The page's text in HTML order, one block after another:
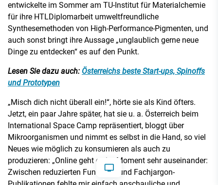
entwickelte im Sommer am TU-Institut für Materialchemie
für ihre HTLDiplomarbeit umweltfreundliche
Synthesemethoden von High-Performance-Pigmenten, und
auch sonst bringt ihre Aussage „unglaublich gerne neue
Dinge zu entdecken“ es auf den Punkt.
Lesen Sie dazu auch: Österreichs beste Start-ups, Spinoffs
und Prototypen
„Misch dich nicht überall ein!“, hörte sie als Kind öfters.
Jetzt, ein paar Jahre später, hat sie u. a. Österreich beim
International Space Camp repräsentiert, bloggt über
Mikroorganismen und nimmt es selbst in die Hand, so viel
Neues wie möglich zu konsumieren als auch zu
produzieren: „Online geht es im Moment sehr auseinander:
Zwischen reduzierten Fun Facts und Fachjargon-